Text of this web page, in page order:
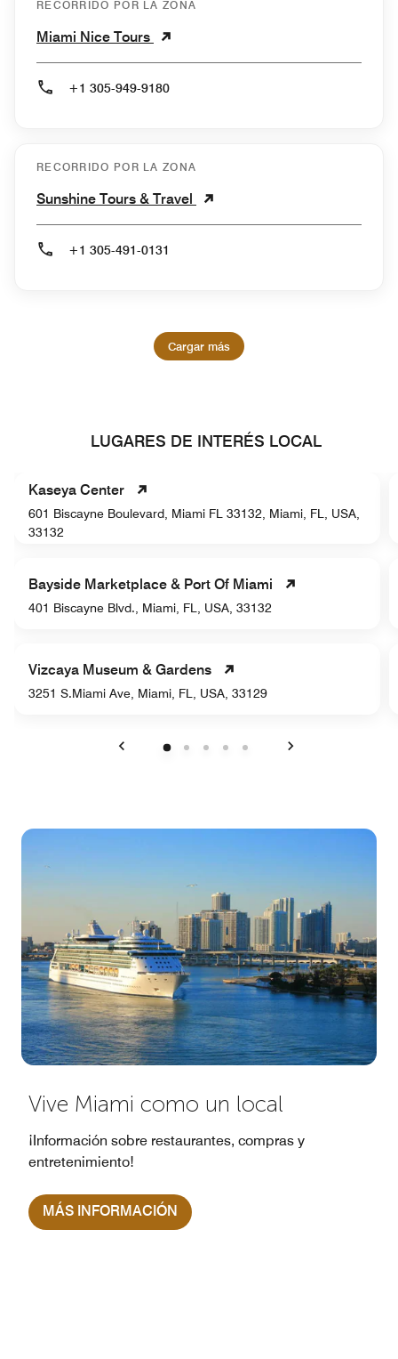
RECORRIDO POR LA ZONA
Miami Nice Tours
+1 305-949-9180
RECORRIDO POR LA ZONA
Sunshine Tours & Travel
+1 305-491-0131
Cargar más
LUGARES DE INTERÉS LOCAL
Kaseya Center
601 Biscayne Boulevard, Miami FL 33132, Miami, FL, USA,
33132
Bayside Marketplace & Port Of Miami
401 Biscayne Blvd., Miami, FL, USA, 33132
Vizcaya Museum & Gardens
3251 S.Miami Ave, Miami, FL, USA, 33129
Vive Miami como un local
¡Información sobre restaurantes, compras y
entretenimiento!
MÁS INFORMACIÓN